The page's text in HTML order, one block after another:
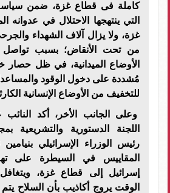
كاملة فى قطاع غزة، ضمن سياسة
التي ينتهجها الاحتلال في
غزة، ولا يزال آلاف الشهداء
من تحت الأنقاض؛ بسبب
الأوضاع الميدانية، في ظل حصار
مُشددة على دخول الوقود
للتخفيف من الأوضاع الإنسانية
وعلى الجانب الأخر، أكد
اللجنة الدستورية والتشريعية
رئيس الوزراء الإسرائيلي
المقاييس في السيطرة على
إسرائيل إلى قطاع غزة،
الوقت يروج أكاذيب بأن السلاح